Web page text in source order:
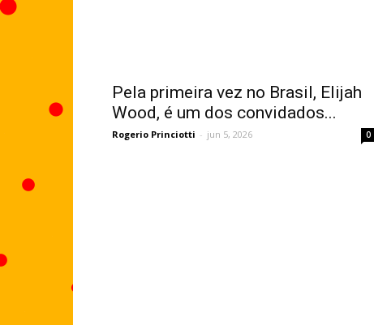
Pela primeira vez no Brasil, Elijah
Wood, é um dos convidados...
Rogerio Princiotti - jun 5, 2026 0